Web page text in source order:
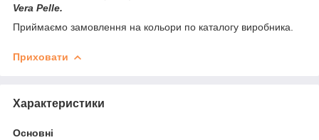
Vera Pelle.
Приймаємо замовлення на кольори по каталогу виробника.
Приховати
Характеристики
Основні